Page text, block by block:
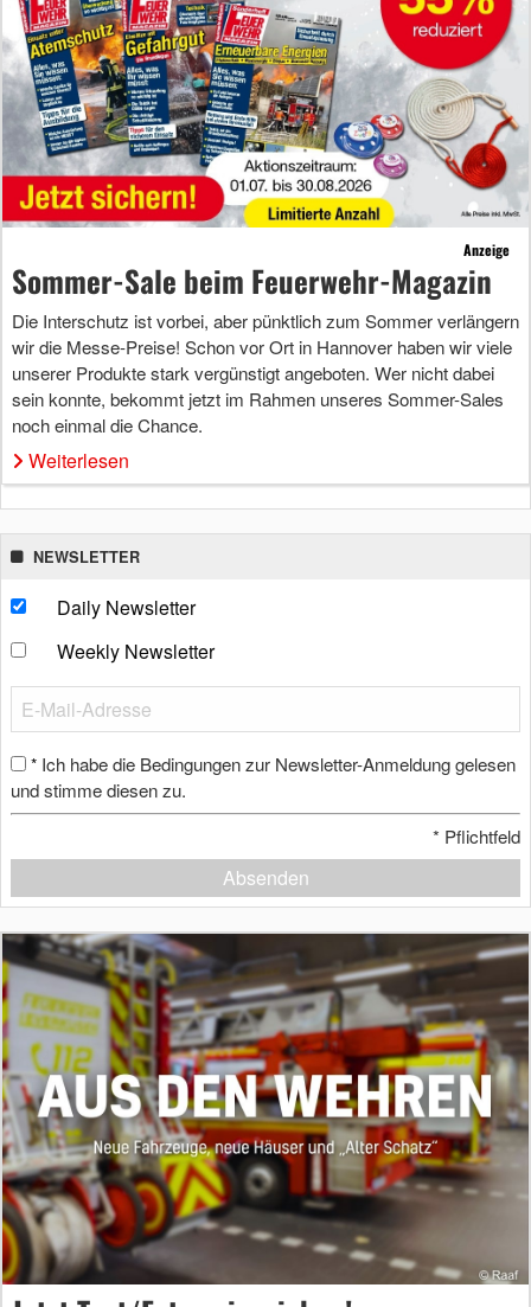
Anzeige
Sommer-Sale beim Feuerwehr-Magazin
Die Interschutz ist vorbei, aber pünktlich zum Sommer verlängern
wir die Messe-Preise! Schon vor Ort in Hannover haben wir viele
unserer Produkte stark vergünstigt angeboten. Wer nicht dabei
sein konnte, bekommt jetzt im Rahmen unseres Sommer-Sales
noch einmal die Chance.
Weiterlesen
NEWSLETTER
Daily Newsletter
Weekly Newsletter
* Ich habe die Bedingungen zur Newsletter-Anmeldung gelesen
und stimme diesen zu.
* Pflichtfeld
Absenden